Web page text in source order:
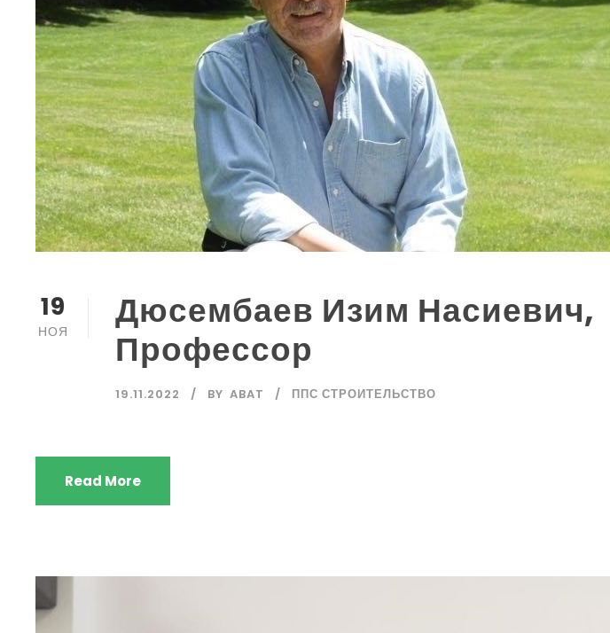
19
НОЯ
Дюсембаев Изим Насиевич,
Профессор
19.11.2022 BY ABAT ППС СТРОИТЕЛЬСТВО
Read More